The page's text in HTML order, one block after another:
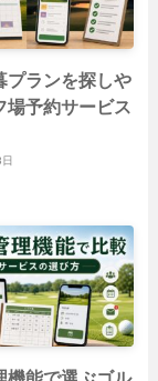
プランを探しや
場予約サービス